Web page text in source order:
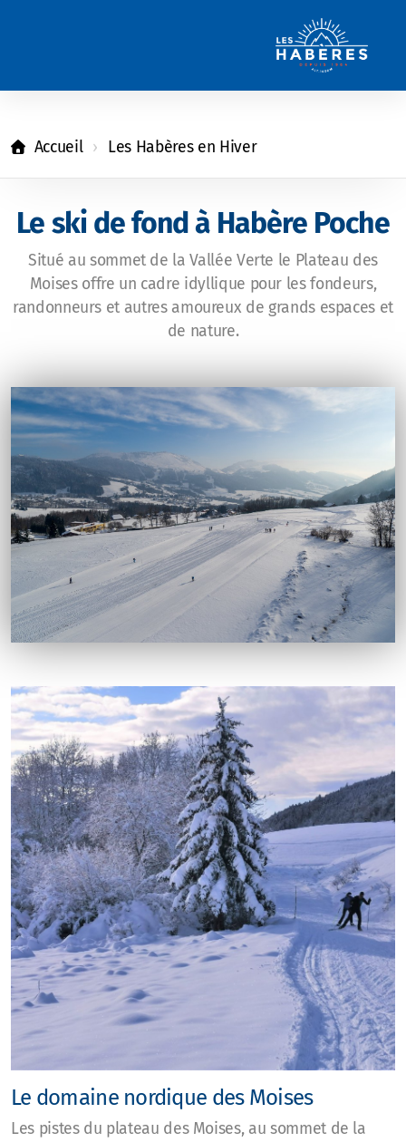
Accueil Les Habères en Hiver
Le ski de fond à Habère Poche
Situé au sommet de la Vallée Verte le Plateau des
Moises offre un cadre idyllique pour les fondeurs,
randonneurs et autres amoureux de grands espaces et
de nature.
Le domaine nordique des Moises
Les pistes du plateau des Moises, au sommet de la